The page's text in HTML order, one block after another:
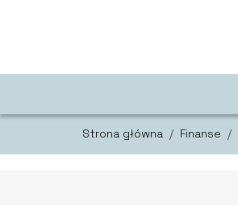
Strona główna / Finanse /